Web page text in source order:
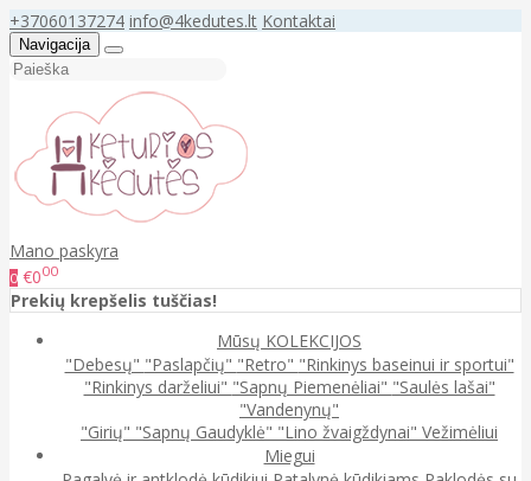
+37060137274 info@4kedutes.lt Kontaktai
Navigacija
Mano paskyra
0 €000
Prekių krepšelis tuščias!
Mūsų KOLEKCIJOS
"Debesų" "Paslapčių" "Retro" "Rinkinys baseinui ir sportui"
"Rinkinys darželiui" "Sapnų Piemenėliai" "Saulės lašai"
"Vandenynų"
"Girių" "Sapnų Gaudyklė" "Lino žvaigždynai" Vežimėliui
Miegui